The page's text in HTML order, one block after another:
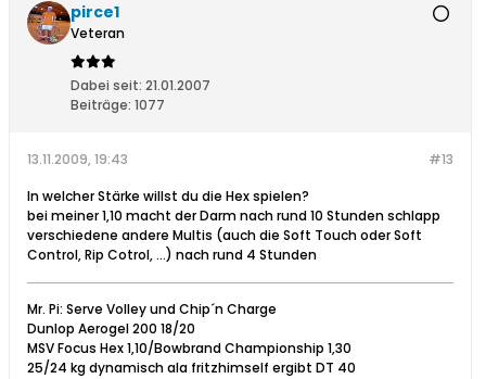
pirce1
Veteran
Dabei seit: 21.01.2007
Beiträge: 1077
#13
13.11.2009, 19:43
In welcher Stärke willst du die Hex spielen?
bei meiner 1,10 macht der Darm nach rund 10 Stunden schlapp
verschiedene andere Multis (auch die Soft Touch oder Soft
Control, Rip Cotrol, ...) nach rund 4 Stunden
Mr. Pi: Serve Volley und Chip´n Charge
Dunlop Aerogel 200 18/20
MSV Focus Hex 1,10/Bowbrand Championship 1,30
25/24 kg dynamisch ala fritzhimself ergibt DT 40